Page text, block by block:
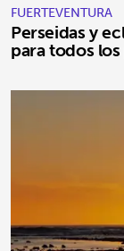
FUERTEVENTURA
Perseidas y
para todos